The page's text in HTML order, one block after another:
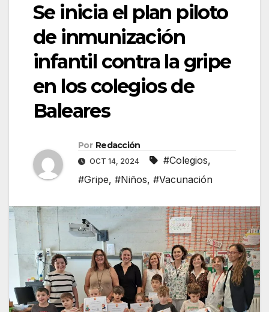
Se inicia el plan piloto
de inmunización
infantil contra la gripe
en los colegios de
Baleares
Por Redacción
OCT 14, 2024 #Colegios,
#Gripe, #Niños, #Vacunación